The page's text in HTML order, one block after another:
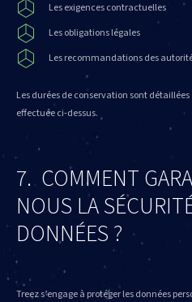
Les exigences contractuelles
Les obligations légales
Les recommandations des
Les durées de conservation sont
effectuée ci-dessus.
7. COMMENT
NOUS LA
DONNÉES ?
Treez s’engage à protéger les données